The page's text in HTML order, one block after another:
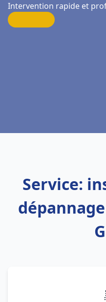
Intervention rapide et
Service: